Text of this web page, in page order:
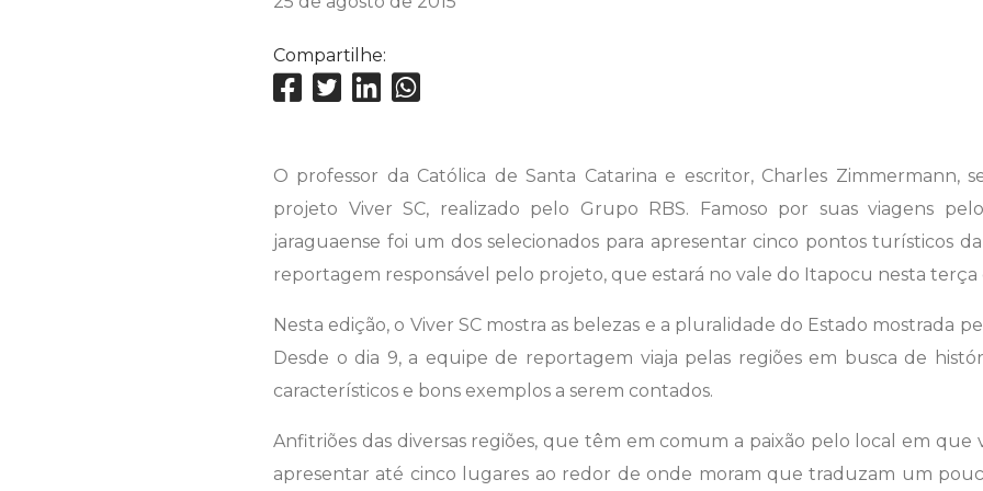
Compartilhe:
O professor da Católica de Santa Catarina e escritor, Charles Zimmermann,
projeto Viver SC, realizado pelo Grupo RBS. Famoso por suas viagens
jaraguaense foi um dos selecionados para apresentar cinco pontos turísticos
reportagem responsável pelo projeto, que estará no vale do Itapocu nesta terça
Nesta edição, o Viver SC mostra as belezas e a pluralidade do Estado mostrada
Desde o dia 9, a equipe de reportagem viaja pelas regiões em busca de
característicos e bons exemplos a serem contados.
Anfitriões das diversas regiões, que têm em comum a paixão pelo local em que
apresentar até cinco lugares ao redor de onde moram que traduzam um